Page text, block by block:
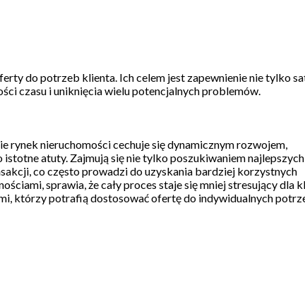
do potrzeb klienta. Ich celem jest zapewnienie nie tylko
czasu i uniknięcia wielu potencjalnych problemów.
rynek nieruchomości cechuje się dynamicznym rozwojem,
atuty. Zajmują się nie tylko poszukiwaniem
co często prowadzi do uzyskania bardziej korzystnych
sprawia, że cały proces staje się mniej stresujący dla
którzy potrafią dostosować ofertę do indywidualnych